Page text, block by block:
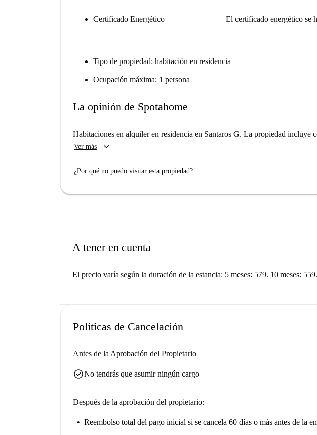
Certificado Energético El certificado energético se
Tipo de propiedad: habitación en residencia
Ocupación máxima: 1 persona
La opinión de Spotahome
Habitaciones en alquiler en residencia en Santaros G. La propiedad incluye
Ver más keyboard_arrow_down
¿Por qué no puedo visitar esta propiedad?
A tener en cuenta
El precio varía según la duración de la estancia: 5 meses: 579. 10 meses:
Políticas de Cancelación
Antes de la Aprobación del Propietario
check_circleNo tendrás que asumir ningún cargo
Después de la aprobación del propietario:
Reembolso total del pago inicial si se cancela 60 días o más antes de la